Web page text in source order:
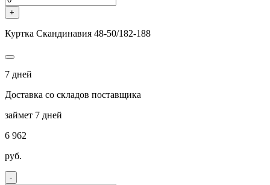
+
Куртка Скандинавия 48-50/182-188
7 дней
Доставка со складов поставщика
займет 7 дней
6 962
руб.
-